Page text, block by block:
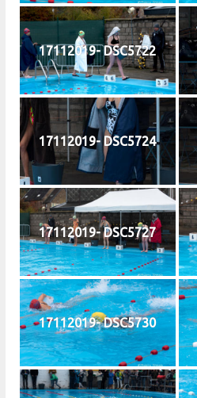
17112019- DSC5722
17112019- DSC5724
17112019- DSC5727
17112019- DSC5730